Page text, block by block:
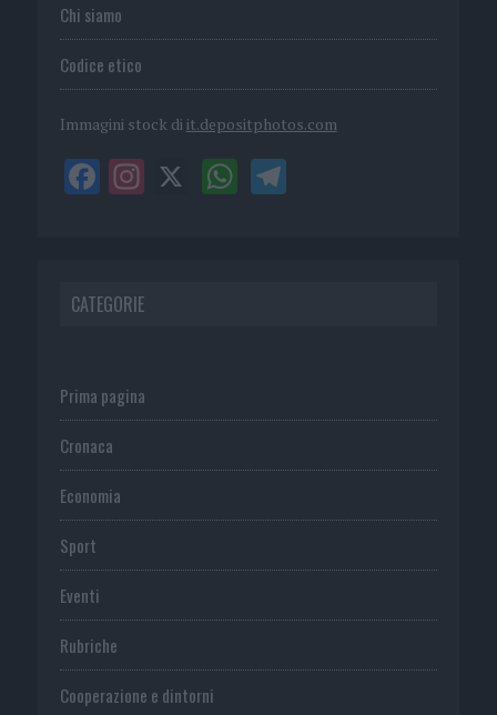
Chi siamo
Codice etico
Immagini stock di it.depositphotos.com
CATEGORIE
Prima pagina
Cronaca
Economia
Sport
Eventi
Rubriche
Cooperazione e dintorni